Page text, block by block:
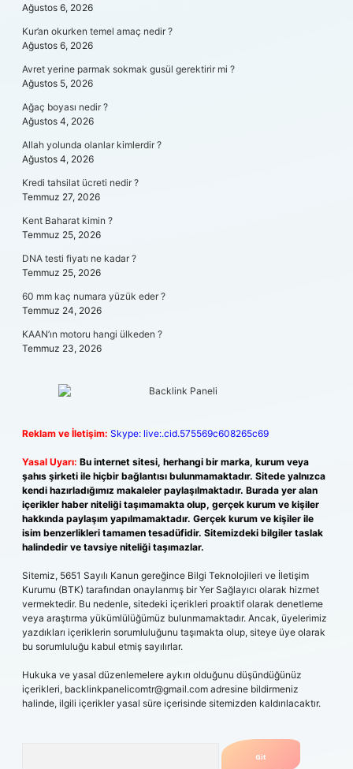
Ağustos 6, 2026
Kur’an okurken temel amaç nedir ?
Ağustos 6, 2026
Avret yerine parmak sokmak gusül gerektirir mi ?
Ağustos 5, 2026
Ağaç boyası nedir ?
Ağustos 4, 2026
Allah yolunda olanlar kimlerdir ?
Ağustos 4, 2026
Kredi tahsilat ücreti nedir ?
Temmuz 27, 2026
Kent Baharat kimin ?
Temmuz 25, 2026
DNA testi fiyatı ne kadar ?
Temmuz 25, 2026
60 mm kaç numara yüzük eder ?
Temmuz 24, 2026
KAAN’ın motoru hangi ülkeden ?
Temmuz 23, 2026
Reklam ve İletişim: Skype: live:.cid.575569c608265c69
Yasal Uyarı: Bu internet sitesi, herhangi bir marka, kurum veya
şahıs şirketi ile hiçbir bağlantısı bulunmamaktadır. Sitede yalnızca
kendi hazırladığımız makaleler paylaşılmaktadır. Burada yer alan
içerikler haber niteliği taşımamakta olup, gerçek kurum ve kişiler
hakkında paylaşım yapılmamaktadır. Gerçek kurum ve kişiler ile
isim benzerlikleri tamamen tesadüfidir. Sitemizdeki bilgiler taslak
halindedir ve tavsiye niteliği taşımazlar.
Sitemiz, 5651 Sayılı Kanun gereğince Bilgi Teknolojileri ve İletişim
Kurumu (BTK) tarafından onaylanmış bir Yer Sağlayıcı olarak hizmet
vermektedir. Bu nedenle, sitedeki içerikleri proaktif olarak denetleme
veya araştırma yükümlülüğümüz bulunmamaktadır. Ancak, üyelerimiz
yazdıkları içeriklerin sorumluluğunu taşımakta olup, siteye üye olarak
bu sorumluluğu kabul etmiş sayılırlar.
Hukuka ve yasal düzenlemelere aykırı olduğunu düşündüğünüz
içerikleri, backlinkpanelicomtr@gmail.com adresine bildirmeniz
halinde, ilgili içerikler yasal süre içerisinde sitemizden kaldırılacaktır.